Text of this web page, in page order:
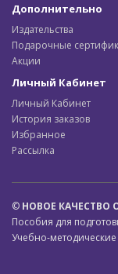
Дополнительно
Издательства
Подарочные
Акции
Личный Кабинет
Личный Кабинет
История заказов
Избранное
Рассылка
© НОВОЕ КАЧЕСТВО
Пособия для
Учебно-